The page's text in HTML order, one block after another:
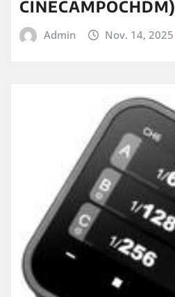
CINECAMPOCHDM)
Admin Nov. 14, 2025